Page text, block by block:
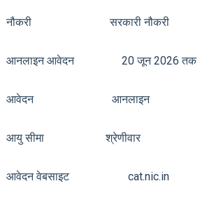
नौकरी सरकारी नौकरी
आनलाइन आवेदन 20 जून 2026 तक
आवेदन आनलाइन
आयु सीमा श्रेणीवार
आवेदन वेबसाइट cat.nic.in